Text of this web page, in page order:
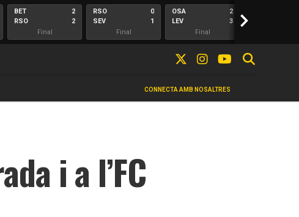
BET
RSO
2
2
Final
RSO
SEV
0
1
Final
OSA
LEV
2
3
Final
>
CONNECTA AMB NOSALTRES
i a l’FC